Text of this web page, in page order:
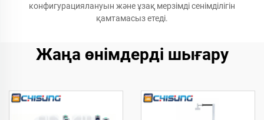
конфигурациялануын және ұзақ мерзімді сенімділігін
қамтамасыз етеді.
Жаңа өнімдерді шығару